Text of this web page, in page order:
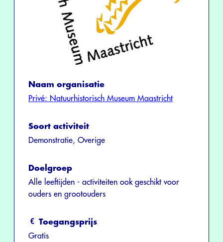
Naam organisatie
Privé: Natuurhistorisch Museum Maastricht
Soort activiteit
Demonstratie, Overige
Doelgroep
Alle leeftijden - activiteiten ook geschikt voor
ouders en grootouders
Toegangsprijs
Gratis